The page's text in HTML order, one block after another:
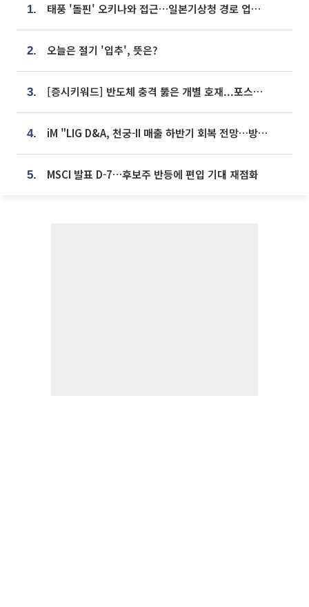
1. 태풍 '돌핀' 오키나와 접근…일본기상청 경로 업데이트
2. 오늘은 절기 '입추', 뜻은?
3. [증시키워드] 반도체 충격 뚫은 개별 호재...포스코퓨처엠·에코프로·한화솔루션 '눈길'
4. iM "LIG D&A, 천궁-II 매출 하반기 회복 전망…방산 톱픽 유지"
5. MSCI 발표 D-7…후보주 반등에 편입 기대 재점화